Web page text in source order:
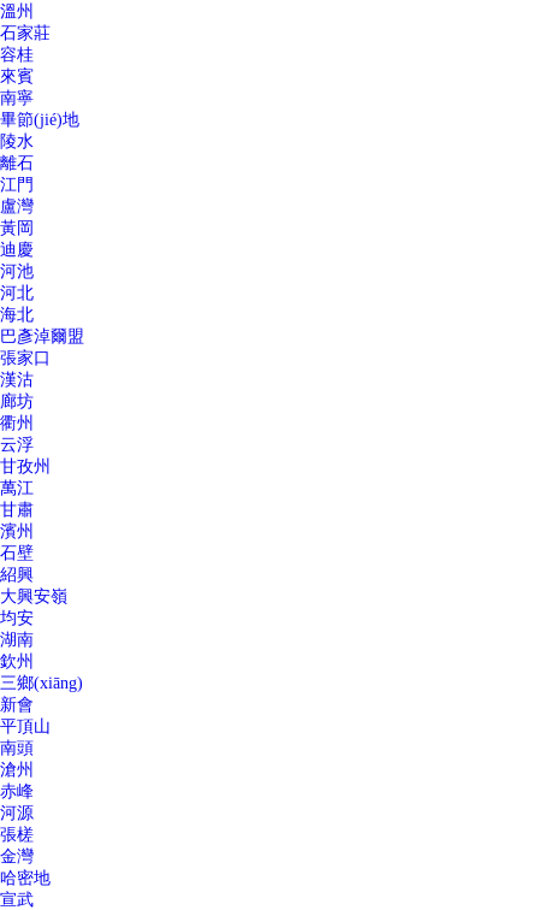
溫州
石家莊
容桂
來賓
南寧
畢節(jié)地
陵水
離石
江門
盧灣
黃岡
迪慶
河池
河北
海北
巴彥淖爾盟
張家口
漢沽
廊坊
衢州
云浮
甘孜州
萬江
甘肅
濱州
石壁
紹興
大興安嶺
均安
湖南
欽州
三鄉(xiāng)
新會
平頂山
南頭
滄州
赤峰
河源
張槎
金灣
哈密地
宣武